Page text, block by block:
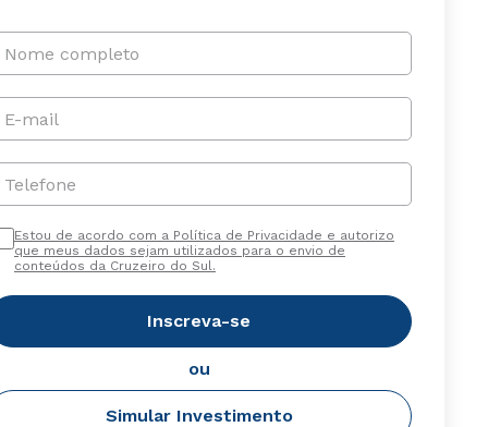
Nome completo
E-mail
Telefone
Estou de acordo com a Política de Privacidade e autorizo
que meus dados sejam utilizados para o envio de
conteúdos da Cruzeiro do Sul.
Inscreva-se
ou
Simular Investimento